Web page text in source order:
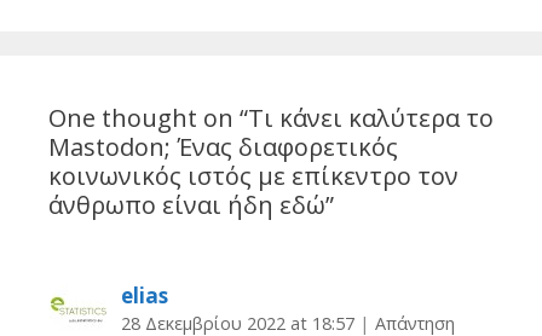
One thought on “Τι κάνει καλύτερα το
Mastodon; Ένας διαφορετικός
κοινωνικός ιστός με επίκεντρο τον
άνθρωπο είναι ήδη εδώ”
elias
28 Δεκεμβρίου 2022 at 18:57 | Απάντηση